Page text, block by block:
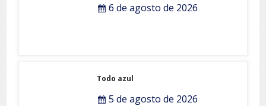
6 de agosto de 2026
Todo azul
5 de agosto de 2026